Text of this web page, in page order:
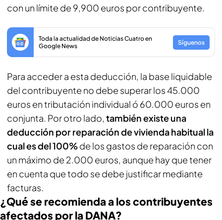
con un límite de 9,900 euros por contribuyente.
Toda la actualidad de Noticias Cuatro en
Google News
Síguenos
Para acceder a esta deducción, la base liquidable
del contribuyente no debe superar los 45.000
euros en tributación individual ó 60.000 euros en
conjunta. Por otro lado, también existe una
deducción por reparación de vivienda habitual la
cual es del 100%de los gastos de reparación con
un máximo de 2.000 euros, aunque hay que tener
en cuenta que todo se debe justificar mediante
facturas.
¿Qué se recomienda a los contribuyentes
afectados por la DANA?